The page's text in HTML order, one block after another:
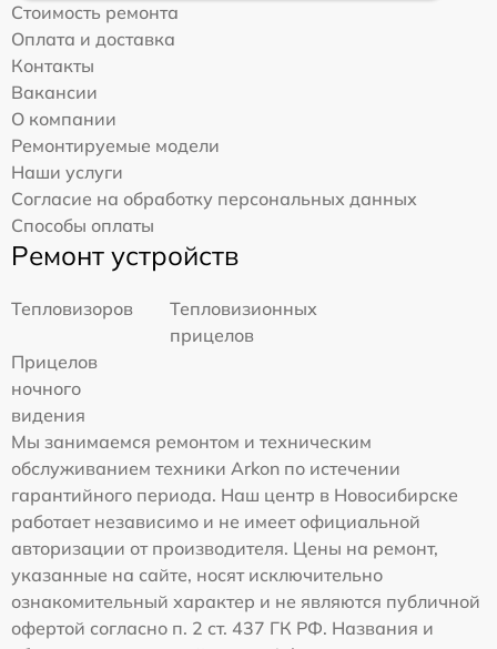
Стоимость ремонта
Оплата и доставка
Контакты
Вакансии
О компании
Ремонтируемые модели
Наши услуги
Согласие на обработку персональных данных
Способы оплаты
Ремонт устройств
Тепловизоров
Тепловизионных
прицелов
Прицелов
ночного
видения
Мы занимаемся ремонтом и техническим
обслуживанием техники Arkon по истечении
гарантийного периода. Наш центр в Новосибирске
работает независимо и не имеет официальной
авторизации от производителя. Цены на ремонт,
указанные на сайте, носят исключительно
ознакомительный характер и не являются публичной
офертой согласно п. 2 ст. 437 ГК РФ. Названия и